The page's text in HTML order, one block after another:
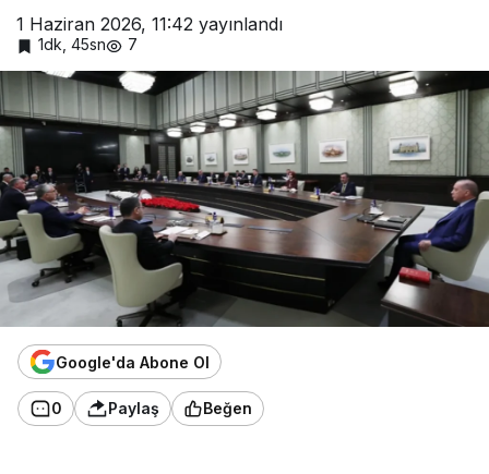
1 Haziran 2026, 11:42 yayınlandı
1dk, 45sn 7
Google'da Abone Ol
0 Paylaş Beğen